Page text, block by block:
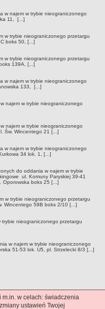
publicznej
w najem w trybie nieograniczonego
11, [...]
w trybie nieograniczonego przetargu
boks 50, [...]
w trybie nieograniczonego przetargu
139A, [...]
w najem w trybie nieograniczonego
133, [...]
najem w trybie nieograniczonego
najem w trybie nieograniczonego
Św. Wincentego 21 [...]
w najem w trybie nieograniczonego
34 lok. 1, [...]
do oddania w najem w trybie
ul. Komuny Paryskiej 39-41
Oporowska boks 25 [...]
w trybie nieograniczonego przetargu
Wincentego 59B boks 2/10 [...]
nieograniczonego przetargu
w najem w trybie nieograniczonego
51-53 lok. U5, pl. Strzelecki 8/3 [...]
w celach: świadczenia
ustawień Twojej